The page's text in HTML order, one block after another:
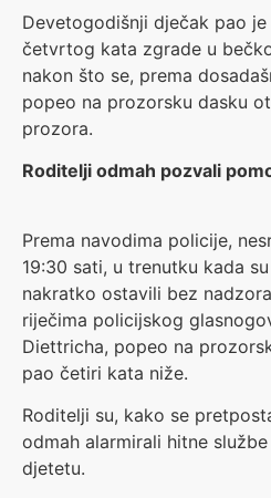
Devetogodišnji dječak pao
četvrtog kata zgrade u
nakon što se, prema
popeo na prozorsku dasku
prozora.
Roditelji odmah pozvali
Prema navodima policije,
19:30 sati, u trenutku kada
nakratko ostavili bez
riječima policijskog
Diettricha, popeo na
pao četiri kata niže.
Roditelji su, kako se
odmah alarmirali hitne
djetetu.